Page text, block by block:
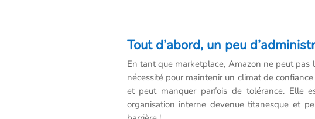
Tout d’abord, un peu
En tant que marketplace, Amazon ne peut pas
nécessité pour maintenir un climat de
et peut manquer parfois de tolérance. Elle
organisation interne devenue titanesque et